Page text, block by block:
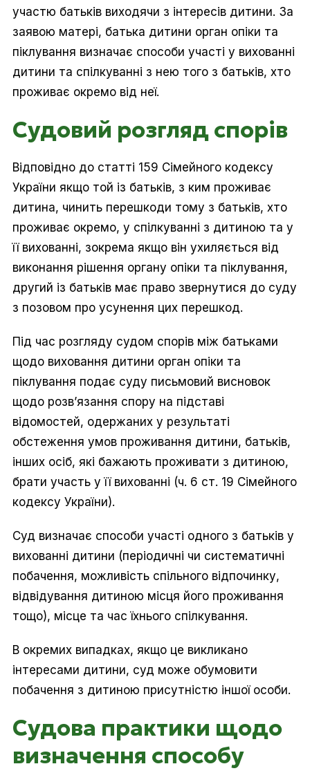
участю батьків виходячи з інтересів дитини. За
заявою матері, батька дитини орган опіки та
піклування визначає способи участі у вихованні
дитини та спілкуванні з нею того з батьків, хто
проживає окремо від неї.
Судовий розгляд спорів
Відповідно до статті 159 Сімейного кодексу
України якщо той із батьків, з ким проживає
дитина, чинить перешкоди тому з батьків, хто
проживає окремо, у спілкуванні з дитиною та у
її вихованні, зокрема якщо він ухиляється від
виконання рішення органу опіки та піклування,
другий із батьків має право звернутися до суду
з позовом про усунення цих перешкод.
Під час розгляду судом спорів між батьками
щодо виховання дитини орган опіки та
піклування подає суду письмовий висновок
щодо розв’язання спору на підставі
відомостей, одержаних у результаті
обстеження умов проживання дитини, батьків,
інших осіб, які бажають проживати з дитиною,
брати участь у її вихованні (ч. 6 ст. 19 Сімейного
кодексу України).
Суд визначає способи участі одного з батьків у
вихованні дитини (періодичні чи систематичні
побачення, можливість спільного відпочинку,
відвідування дитиною місця його проживання
тощо), місце та час їхнього спілкування.
В окремих випадках, якщо це викликано
інтересами дитини, суд може обумовити
побачення з дитиною присутністю іншої особи.
Судова практики щодо
визначення способу